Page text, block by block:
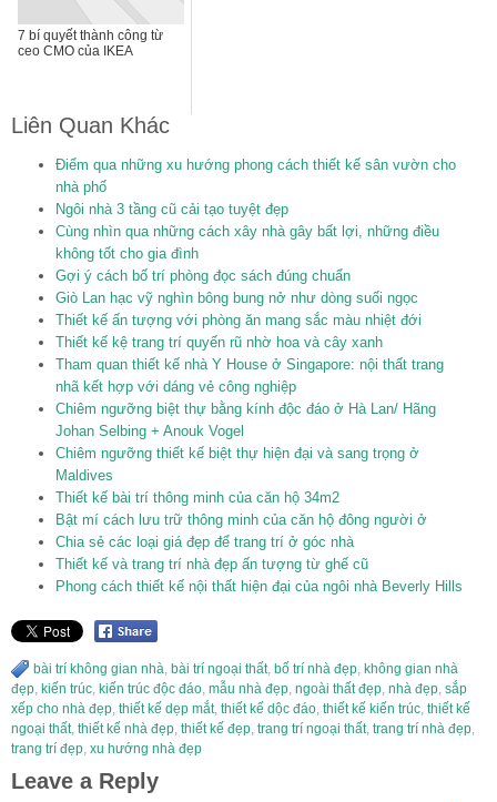
7 bí quyết thành công từ
ceo CMO của IKEA
Liên Quan Khác
Điểm qua những xu hướng phong cách thiết kế sân vườn cho
nhà phố
Ngôi nhà 3 tầng cũ cải tạo tuyệt đẹp
Cùng nhìn qua những cách xây nhà gây bất lợi, những điều
không tốt cho gia đình
Gợi ý cách bố trí phòng đọc sách đúng chuẩn
Giò Lan hạc vỹ nghìn bông bung nở như dòng suối ngọc
Thiết kế ấn tượng với phòng ăn mang sắc màu nhiệt đới
Thiết kế kệ trang trí quyến rũ nhờ hoa và cây xanh
Tham quan thiết kế nhà Y House ở Singapore: nội thất trang
nhã kết hợp với dáng vẻ công nghiệp
Chiêm ngưỡng biệt thự bằng kính độc đáo ở Hà Lan/ Hãng
Johan Selbing + Anouk Vogel
Chiêm ngưỡng thiết kế biệt thự hiện đại và sang trọng ở
Maldives
Thiết kế bài trí thông minh của căn hộ 34m2
Bật mí cách lưu trữ thông minh của căn hộ đông người ở
Chia sẻ các loại giá đẹp để trang trí ở góc nhà
Thiết kế và trang trí nhà đẹp ấn tượng từ ghế cũ
Phong cách thiết kế nội thất hiện đại của ngôi nhà Beverly Hills
bài trí không gian nhà, bài trí ngoại thất, bố trí nhà đẹp, không gian nhà
đẹp, kiến trúc, kiến trúc độc đáo, mẫu nhà đẹp, ngoài thất đẹp, nhà đẹp, sắp
xếp cho nhà đẹp, thiết kế dẹp mắt, thiết kế dộc đáo, thiết kế kiến trúc, thiết kế
ngoại thất, thiết kế nhà đẹp, thiết kế đẹp, trang trí ngoại thất, trang trí nhà đẹp,
trang trí đẹp, xu hướng nhà đẹp
Leave a Reply